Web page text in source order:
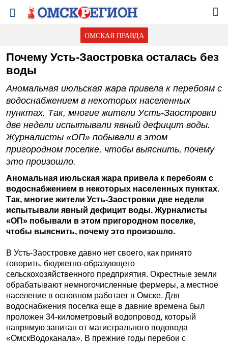
ОМСКАЯ ПРАВДА
Почему Усть-Заостровка осталась без
воды
Аномальная июльская жара привела к перебоям с
водоснабжением в некоторых населенных
пунктах. Так, многие жители Усть-Заостровки
две недели испытывали явный дефицит воды.
Журналисты «ОП» побывали в этом
пригородном поселке, чтобы выяснить, почему
это произошло.
Аномальная июльская жара привела к перебоям с
водоснабжением в некоторых населенных пунктах.
Так, многие жители Усть-Заостровки две недели
испытывали явный дефицит воды. Журналисты
«ОП» побывали в этом пригородном поселке,
чтобы выяснить, почему это произошло.
В Усть-Заостровке давно нет своего, как принято
говорить, бюджетно-образующего
сельскохозяйственного предприятия. Окрестные земли
обрабатывают немногочисленные фермеры, а местное
население в основном работает в Омске. Для
водоснабжения поселка еще в давние времена был
проложен 34-километровый водопровод, который
напрямую запитан от магистрального водовода
«ОмскВодоканала». В прежние годы перебои с